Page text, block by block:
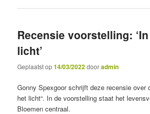
Recensie voorstelling:
licht’
Geplaatst op14/03/2022dooradmin
Gonny Spexgoor schrijft deze recensie over
het licht“. In de voorstelling staat het
Bloemen centraal.